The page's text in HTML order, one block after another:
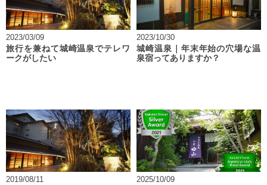
2023/03/09
旅行を兼ねて城崎温泉でテレワ
ークがしたい
2023/10/30
城崎温泉｜年末年始の穴場な温
泉宿ってありますか？
2019/08/11
2025/10/09